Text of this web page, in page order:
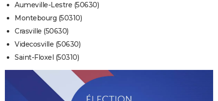
Aumeville-Lestre (50630)
Montebourg (50310)
Crasville (50630)
Videcosville (50630)
Saint-Floxel (50310)